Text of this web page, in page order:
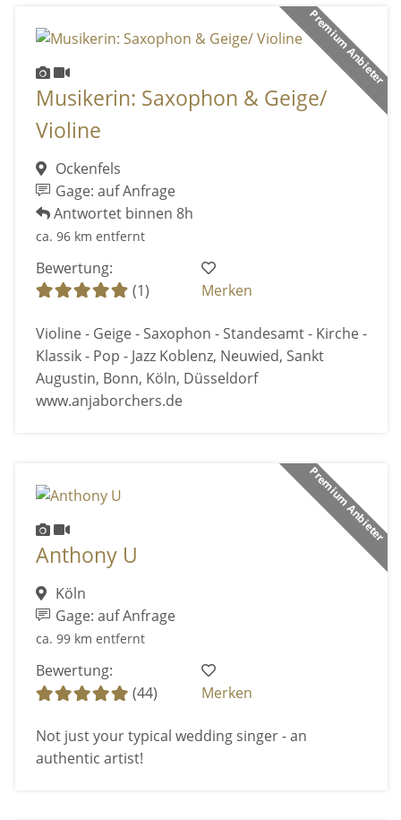
Premium Anbieter
Musikerin: Saxophon & Geige/
Violine
Ockenfels
Gage: auf Anfrage
Antwortet binnen 8h
ca. 96 km entfernt
Bewertung:
(1)
Merken
Violine - Geige - Saxophon - Standesamt - Kirche -
Klassik - Pop - Jazz Koblenz, Neuwied, Sankt
Augustin, Bonn, Köln, Düsseldorf
www.anjaborchers.de
Premium Anbieter
Anthony U
Köln
Gage: auf Anfrage
ca. 99 km entfernt
Bewertung:
(44)
Merken
Not just your typical wedding singer - an
authentic artist!